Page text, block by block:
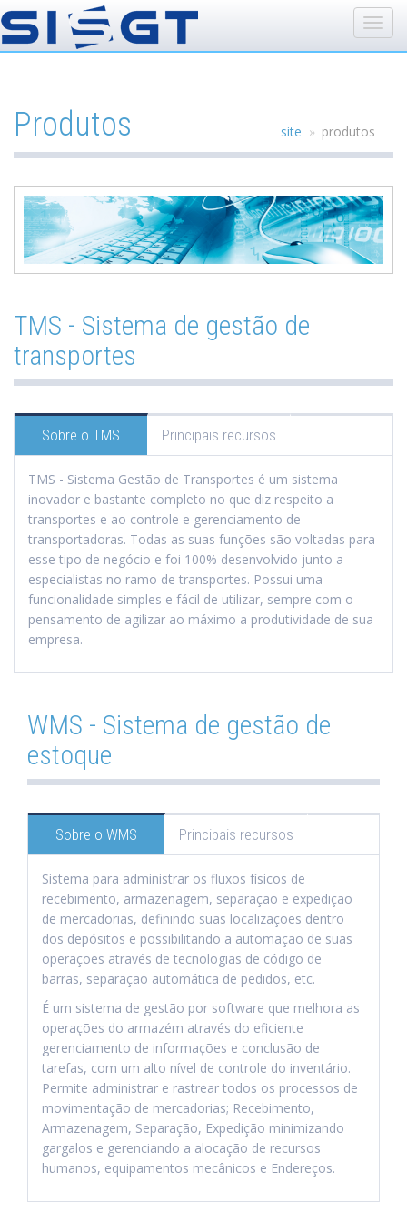
Produtos site produtos
TMS - Sistema de gestão de
transportes
Sobre o TMS Principais recursos
TMS - Sistema Gestão de Transportes é um sistema
inovador e bastante completo no que diz respeito a
transportes e ao controle e gerenciamento de
transportadoras. Todas as suas funções são voltadas para
esse tipo de negócio e foi 100% desenvolvido junto a
especialistas no ramo de transportes. Possui uma
funcionalidade simples e fácil de utilizar, sempre com o
pensamento de agilizar ao máximo a produtividade de sua
empresa.
WMS - Sistema de gestão de
estoque
Sobre o WMS Principais recursos
Sistema para administrar os fluxos físicos de
recebimento, armazenagem, separação e expedição
de mercadorias, definindo suas localizações dentro
dos depósitos e possibilitando a automação de suas
operações através de tecnologias de código de
barras, separação automática de pedidos, etc.
É um sistema de gestão por software que melhora as
operações do armazém através do eficiente
gerenciamento de informações e conclusão de
tarefas, com um alto nível de controle do inventário.
Permite administrar e rastrear todos os processos de
movimentação de mercadorias; Recebimento,
Armazenagem, Separação, Expedição minimizando
gargalos e gerenciando a alocação de recursos
humanos, equipamentos mecânicos e Endereços.